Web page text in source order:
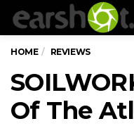
HOME REVIEWS
Of The